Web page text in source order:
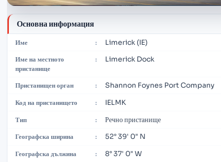
Основна информация
Име : Limerick (IE)
Име на местното
пристанище
: Limerick Dock
Пристанищен орган : Shannon Foynes Port Company
Код на пристанището : IELMK
Тип : Речно пристанище
Географска ширина : 52° 39' 0" N
Географска дължина : 8° 37' 0" W